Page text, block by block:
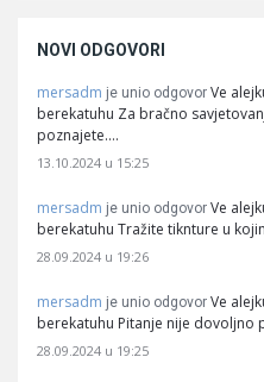
NOVI ODGOVORI
mersadm je unio odgovor Ve
berekatuhu Za bračno
poznajete.…
13.10.2024 u 15:25
mersadm je unio odgovor Ve
berekatuhu Tražite tiknture u
28.09.2024 u 19:26
mersadm je unio odgovor Ve
berekatuhu Pitanje nije dovoljno
28.09.2024 u 19:25